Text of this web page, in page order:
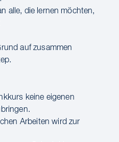
alle, die lernen möchten,
auf zusammen
keine eigenen
Arbeiten wird zur